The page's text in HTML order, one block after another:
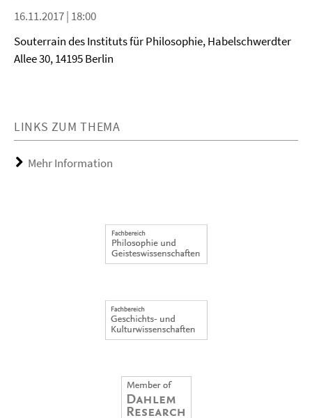
16.11.2017 | 18:00
Souterrain des Instituts für Philosophie, Habelschwerdter
Allee 30, 14195 Berlin
LINKS ZUM THEMA
Mehr Information